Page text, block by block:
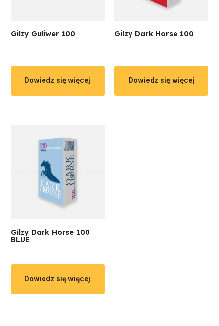
Gilzy Guliwer 100
Dowiedz się więcej
Gilzy Dark Horse 100
Dowiedz się więcej
Gilzy Dark Horse 100
BLUE
Dowiedz się więcej